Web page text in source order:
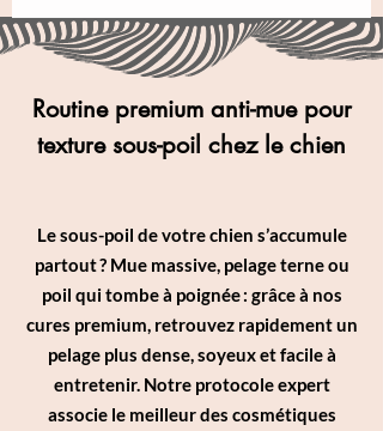
Routine premium anti-mue pour
texture sous-poil chez le chien
Le sous-poil de votre chien s’accumule
partout ? Mue massive, pelage terne ou
poil qui tombe à poignée : grâce à nos
cures premium, retrouvez rapidement un
pelage plus dense, soyeux et facile à
entretenir. Notre protocole expert
associe le meilleur des cosmétiques